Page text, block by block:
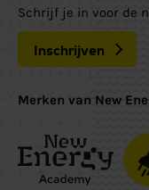
Schrijf je in voor de
Inschrijven
Merken van New